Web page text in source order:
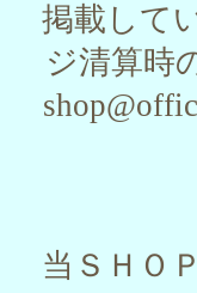
掲載して
ジ清算時
当ＳＨＯ